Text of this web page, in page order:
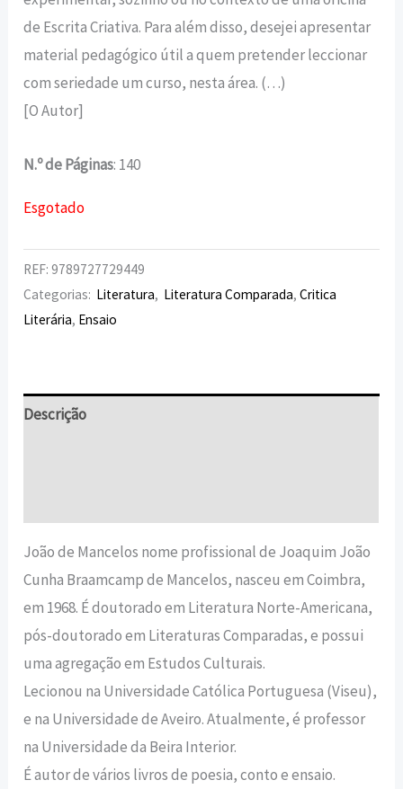
de Escrita Criativa. Para além disso, desejei apresentar
material pedagógico útil a quem pretender leccionar
com seriedade um curso, nesta área. (…)
[O Autor]
N.º de Páginas: 140
Esgotado
REF:9789727729449
Categorias: Literatura, Literatura Comparada,Critica
Literária, Ensaio
Descrição
João de Mancelos nome profissional de Joaquim João
Cunha Braamcamp de Mancelos, nasceu em Coimbra,
em 1968. É doutorado em Literatura Norte-Americana,
pós-doutorado em Literaturas Comparadas, e possui
uma agregação em Estudos Culturais.
Lecionou na Universidade Católica Portuguesa (Viseu),
e na Universidade de Aveiro. Atualmente, é professor
na Universidade da Beira Interior.
É autor de vários livros de poesia, conto e ensaio.